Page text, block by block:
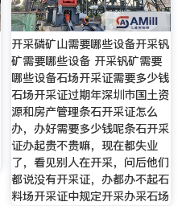
开采磷矿山需要哪些设备开采钒
矿需要哪些设备 开采钒矿需要
哪些设备石场开采证需要多少钱
石场开采证过期年深圳市国土资
源和房产管理条石开采证怎么
办，办好需要多少钱呢条石开采
证办起贵不贵嘛，现在都失业
了，看见别人在开采，问后他们
都说没有开采证，办都办不起石
料场开采证中规定开采办采石场